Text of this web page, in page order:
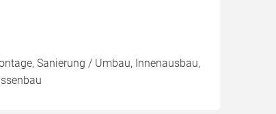
Sanierung / Umbau, Innenausbau,